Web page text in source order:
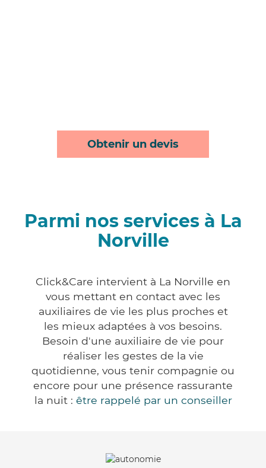
Obtenir un devis
Parmi nos services à La
Norville
Click&Care intervient à La Norville en
vous mettant en contact avec les
auxiliaires de vie les plus proches et
les mieux adaptées à vos besoins.
Besoin d'une auxiliaire de vie pour
réaliser les gestes de la vie
quotidienne, vous tenir compagnie ou
encore pour une présence rassurante
la nuit : être rappelé par un conseiller